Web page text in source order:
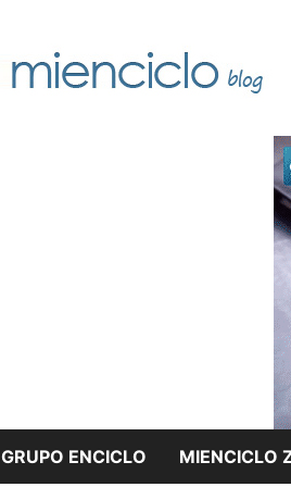
GRUPO ENCICLO MIENCICLO